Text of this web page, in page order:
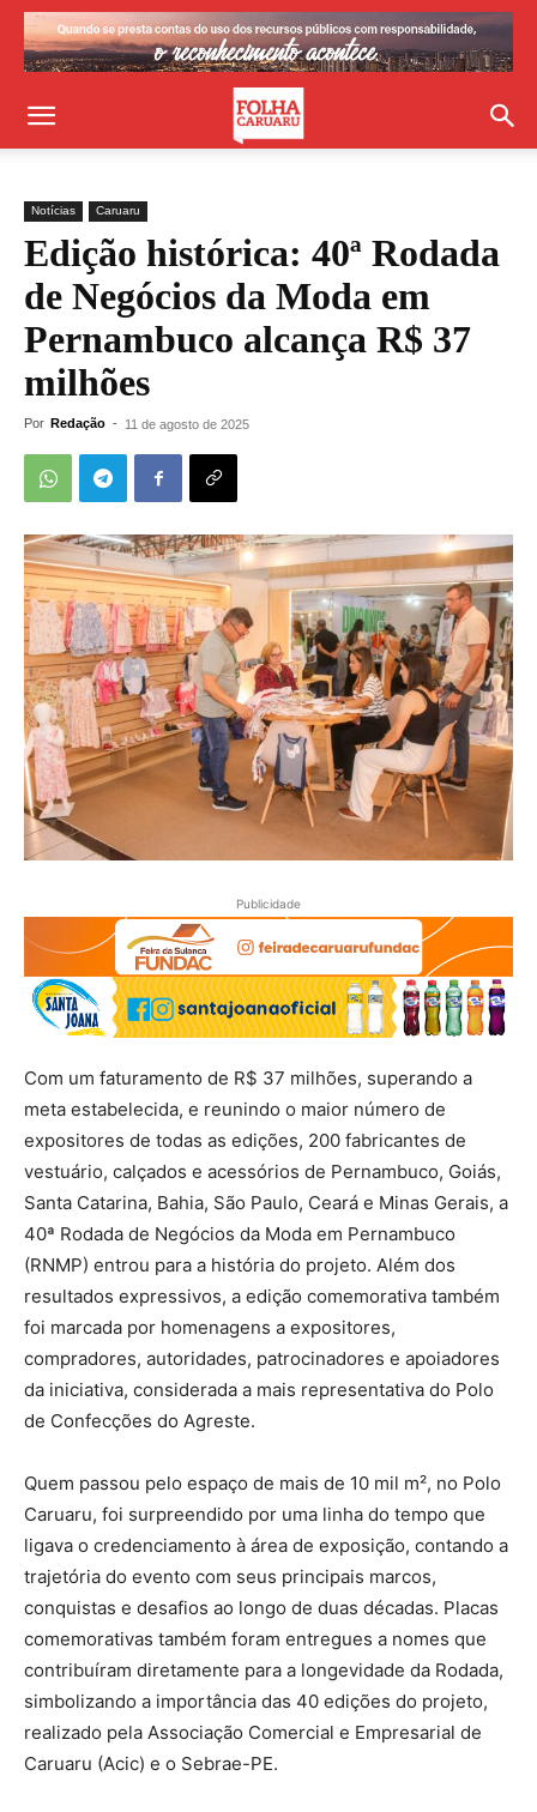
Notícias Caruaru
Edição histórica: 40ª Rodada
de Negócios da Moda em
Pernambuco alcança R$ 37
milhões
Por Redação - 11 de agosto de 2025
Publicidade
Com um faturamento de R$ 37 milhões, superando a
meta estabelecida, e reunindo o maior número de
expositores de todas as edições, 200 fabricantes de
vestuário, calçados e acessórios de Pernambuco, Goiás,
Santa Catarina, Bahia, São Paulo, Ceará e Minas Gerais, a
40ª Rodada de Negócios da Moda em Pernambuco
(RNMP) entrou para a história do projeto. Além dos
resultados expressivos, a edição comemorativa também
foi marcada por homenagens a expositores,
compradores, autoridades, patrocinadores e apoiadores
da iniciativa, considerada a mais representativa do Polo
de Confecções do Agreste.
Quem passou pelo espaço de mais de 10 mil m², no Polo
Caruaru, foi surpreendido por uma linha do tempo que
ligava o credenciamento à área de exposição, contando a
trajetória do evento com seus principais marcos,
conquistas e desafios ao longo de duas décadas. Placas
comemorativas também foram entregues a nomes que
contribuíram diretamente para a longevidade da Rodada,
simbolizando a importância das 40 edições do projeto,
realizado pela Associação Comercial e Empresarial de
Caruaru (Acic) e o Sebrae-PE.